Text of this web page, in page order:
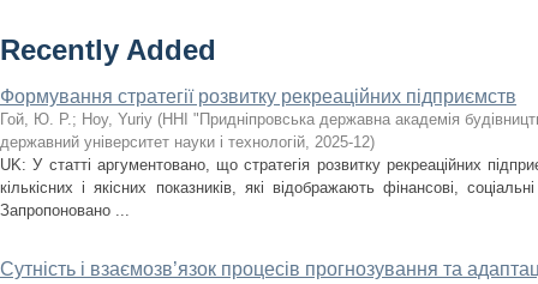
Recently Added
Формування стратегії розвитку рекреаційних підприємств
Гой, Ю. Р.; Hoy, Yuriy (ННІ "Придніпровська державна академія
державний університет науки і технологій, 2025-12)
UK: У статті аргументовано, що стратегія розвитку рекреаційних
кількісних і якісних показників, які відображають фінансові,
Запропоновано ...
Сутність і взаємозв’язок процесів прогнозування та